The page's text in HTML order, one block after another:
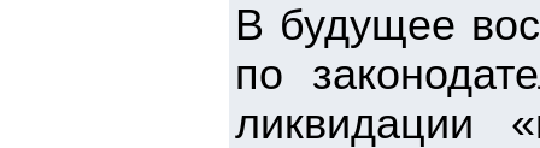
В будущее
по
ликвидации